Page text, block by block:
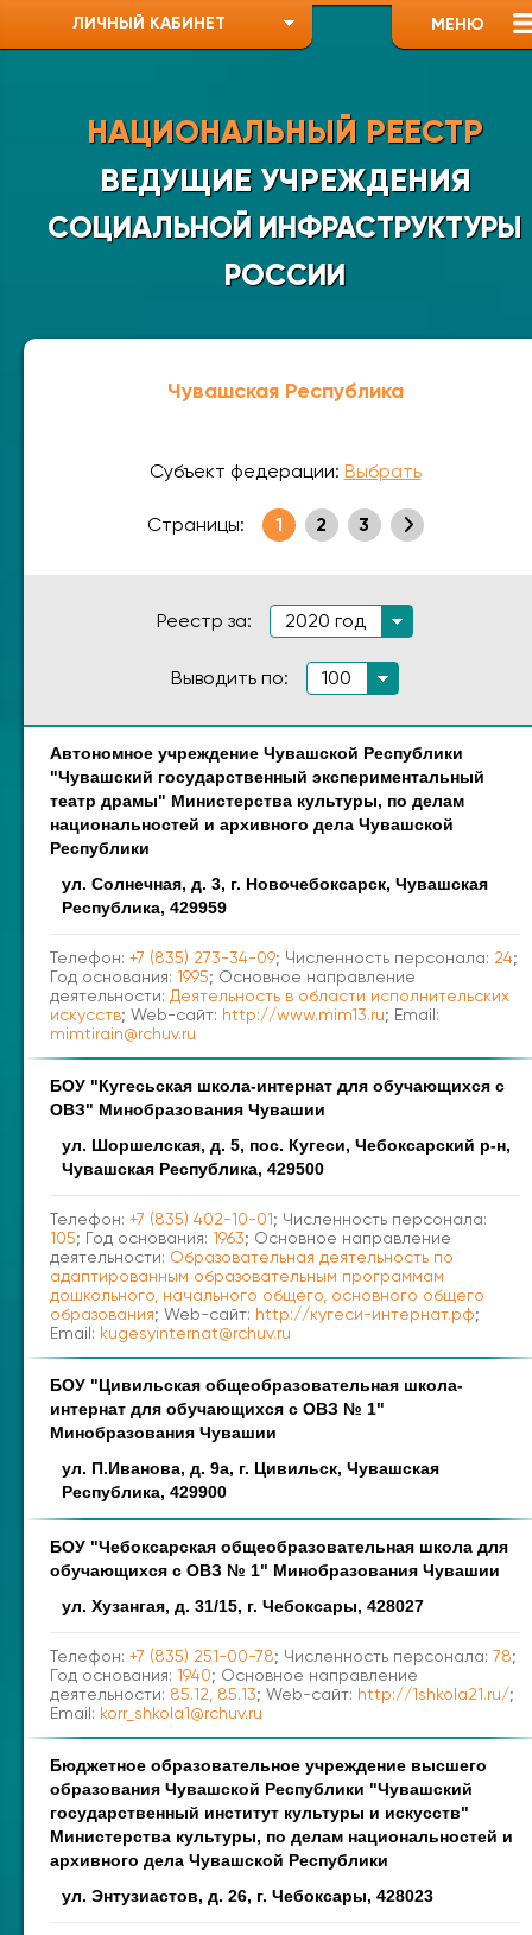
МЕНЮ
ЛИЧНЫЙ КАБИНЕТ
НАЦИОНАЛЬНЫЙ РЕЕСТР
ВЕДУЩИЕ УЧРЕЖДЕНИЯ
СОЦИАЛЬНОЙ ИНФРАСТРУКТУРЫ
РОССИИ
Чувашская Республика
Субъект федерации: Выбрать
Страницы: 1 2 3
Реестр за: 2020 год
Выводить по: 100
Наименование Адрес
Автономное учреждение Чувашской Республики
"Чувашский государственный экспериментальный
театр драмы" Министерства культуры, по делам
национальностей и архивного дела Чувашской
Республики
ул. Солнечная, д. 3, г. Новочебоксарск, Чувашская
Республика, 429959
Телефон: +7 (835) 273-34-09; Численность персонала: 24;
Год основания: 1995; Основное направление
деятельности: Деятельность в области исполнительских
искусств; Web-сайт: http://www.mim13.ru; Email:
mimtirain@rchuv.ru
БОУ "Кугесьская школа-интернат для обучающихся с
ОВЗ" Минобразования Чувашии
ул. Шоршелская, д. 5, пос. Кугеси, Чебоксарский р-н,
Чувашская Республика, 429500
Телефон: +7 (835) 402-10-01; Численность персонала:
105; Год основания: 1963; Основное направление
деятельности: Образовательная деятельность по
адаптированным образовательным программам
дошкольного, начального общего, основного общего
образования; Web-сайт: http://кугеси-интернат.рф;
Email: kugesyinternat@rchuv.ru
БОУ "Цивильская общеобразовательная школа-
интернат для обучающихся с ОВЗ № 1"
Минобразования Чувашии
ул. П.Иванова, д. 9а, г. Цивильск, Чувашская
Республика, 429900
БОУ "Чебоксарская общеобразовательная школа для
обучающихся с ОВЗ № 1" Минобразования Чувашии
ул. Хузангая, д. 31/15, г. Чебоксары, 428027
Телефон: +7 (835) 251-00-78; Численность персонала: 78;
Год основания: 1940; Основное направление
деятельности: 85.12, 85.13; Web-сайт: http://1shkola21.ru/;
Email: korr_shkola1@rchuv.ru
Бюджетное образовательное учреждение высшего
образования Чувашской Республики "Чувашский
государственный институт культуры и искусств"
Министерства культуры, по делам национальностей и
архивного дела Чувашской Республики
ул. Энтузиастов, д. 26, г. Чебоксары, 428023